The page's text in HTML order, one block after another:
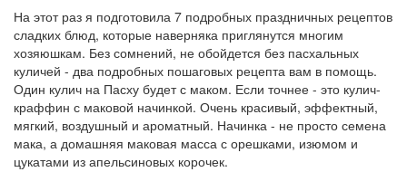
На этот раз я подготовила 7 подробных праздничных рецептов
сладких блюд, которые наверняка приглянутся многим
хозяюшкам. Без сомнений, не обойдется без пасхальных
куличей - два подробных пошаговых рецепта вам в помощь.
Один кулич на Пасху будет с маком. Если точнее - это кулич-
краффин с маковой начинкой. Очень красивый, эффектный,
мягкий, воздушный и ароматный. Начинка - не просто семена
мака, а домашняя маковая масса с орешками, изюмом и
цукатами из апельсиновых корочек.